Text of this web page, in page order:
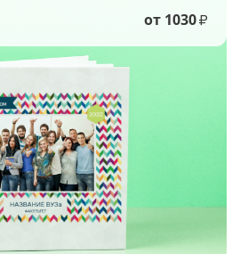
от 1030₽